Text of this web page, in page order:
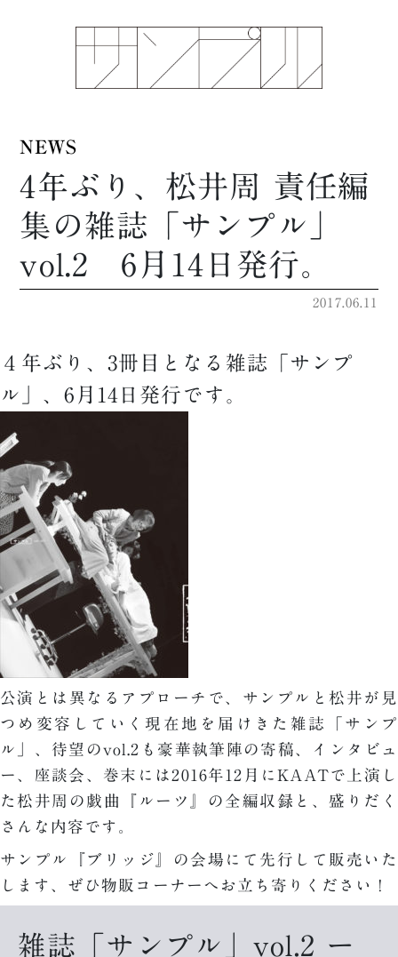
NEWS
4年ぶり、松井周 責任編
集の雑誌「サンプル」
vol.2 6月14日発行。
2017.06.11
４年ぶり、3冊目となる雑誌「サンプ
ル」、6月14日発行です。
公演とは異なるアプローチで、サンプルと松井が見
つめ変容していく現在地を届けきた雑誌「サンプ
ル」、待望のvol.2も豪華執筆陣の寄稿、インタビュ
ー、座談会、巻末には2016年12月にKAATで上演し
た松井周の戯曲『ルーツ』の全編収録と、盛りだく
さんな内容です。
サンプル『ブリッジ』の会場にて先行して販売いた
します、ぜひ物販コーナーへお立ち寄りください！
雑誌「サンプル」vol.2 ー